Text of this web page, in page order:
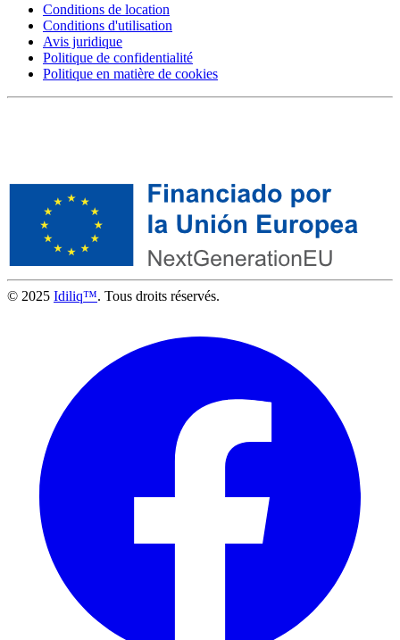
Conditions de location
Conditions d'utilisation
Avis juridique
Politique de confidentialité
Politique en matière de cookies
© 2025 Idiliq™. Tous droits réservés.